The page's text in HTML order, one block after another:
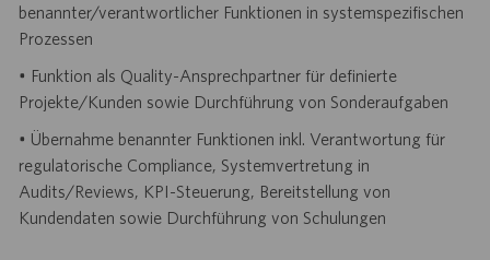
benannter/verantwortlicher Funktionen in systemspezifischen
Prozessen
• Funktion als Quality-Ansprechpartner für definierte
Projekte/Kunden sowie Durchführung von Sonderaufgaben
• Übernahme benannter Funktionen inkl. Verantwortung für
regulatorische Compliance, Systemvertretung in
Audits/Reviews, KPI-Steuerung, Bereitstellung von
Kundendaten sowie Durchführung von Schulungen